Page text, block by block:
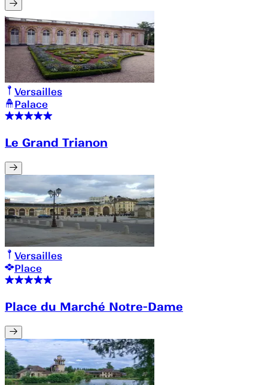
Versailles
Palace
Le Grand Trianon
Versailles
Place
Place du Marché Notre-Dame